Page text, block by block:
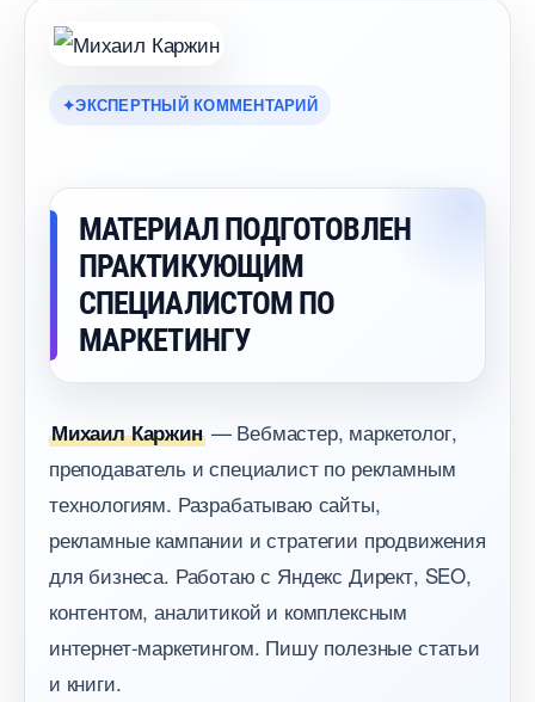
ЭКСПЕРТНЫЙ КОММЕНТАРИЙ
МАТЕРИАЛ ПОДГОТОВЛЕН
ПРАКТИКУЮЩИМ
СПЕЦИАЛИСТОМ ПО
МАРКЕТИНГУ
Михаил Каржин— Вебмастер, маркетолог,
преподаватель и специалист по рекламным
технологиям. Разрабатываю сайты,
рекламные кампании и стратегии продвижения
для бизнеса. Работаю с Яндекс Директ, SEO,
контентом, аналитикой и комплексным
интернет-маркетингом. Пишу полезные статьи
и книги.